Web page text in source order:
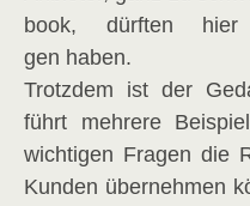
book, dürf­ten hier
gen haben.
Trotz­dem ist der
führt meh­re­re
wich­ti­gen Fra­gen die
Kun­den über­neh­men